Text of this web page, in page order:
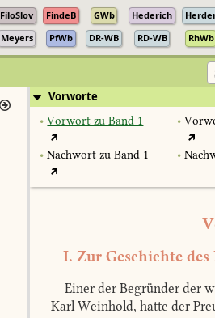
FiloSlov FindeB GWb Hederich
Meyers PfWb DR-WB RD-WB RhWb
Vorworte
• Vorwort zu Band 1
• Nachwort zu Band 1
•
•
I. Zur Geschichte
Einer der Begründer der
Karl Weinhold, hatte der